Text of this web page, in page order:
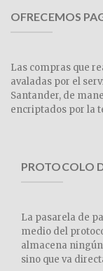
OFRECEMOS
Las compras que
avaladas por el
Santander, de
encriptados por la
PROTOCOLO
La pasarela de
medio del
almacena
sino que va